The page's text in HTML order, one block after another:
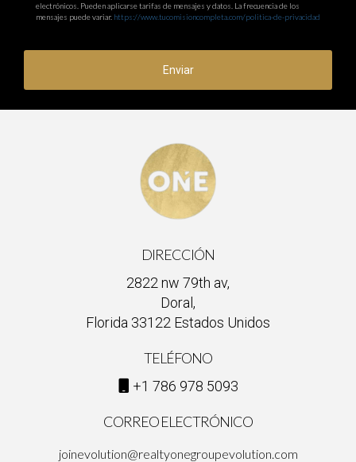
electrónicos. Pueden aplicarse tarifas de mensajes y datos. La frecuencia de los
mensajes puede variar. https://www.tucomisioncompleta.com/politica-de-privacidad
Enviar
DIRECCIÓN
2822 nw 79th av,
Doral,
Florida 33122 Estados Unidos
TELÉFONO
+1 786 978 5093
CORREO ELECTRÓNICO
joinevolution@realtyonegroupevolution.com